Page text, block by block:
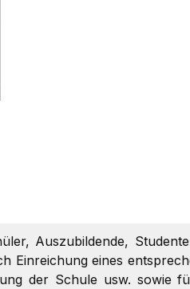
Auszubildende,
Einreichung eines
der Schule usw. sowie